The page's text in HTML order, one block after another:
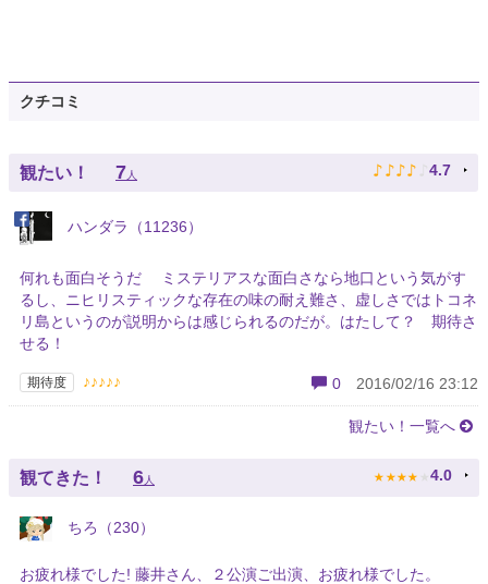
クチコミ
観たい！ 7人 ♪ ♪ ♪ ♪ ♪ 4.7
ハンダラ（11236）
何れも面白そうだ ミステリアスな面白さなら地口という気がす
るし、ニヒリスティックな存在の味の耐え難さ、虚しさではトコネ
リ島というのが説明からは感じられるのだが。はたして？ 期待さ
せる！
期待度 ♪♪♪♪♪ 0 2016/02/16 23:12
観たい！一覧へ
観てきた！ 6人 ★ ★ ★ ★ ★ 4.0
ちろ（230）
お疲れ様でした! 藤井さん、２公演ご出演、お疲れ様でした。